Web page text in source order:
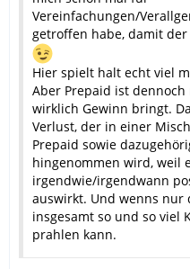
Vereinfachungen/
getroffen habe, damit
Hier spielt halt echt viel
Aber Prepaid ist
wirklich Gewinn bringt.
Verlust, der in einer
Prepaid sowie
hingenommen wird, weil
irgendwie/irgendwann
auswirkt. Und wenns nur
insgesamt so und so viel
prahlen kann.